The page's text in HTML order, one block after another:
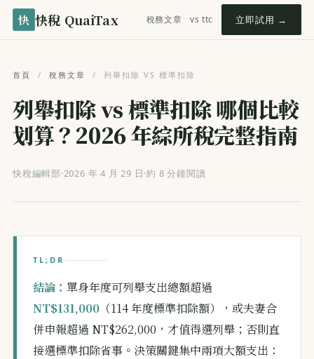
快 快稅 QuaiTax 稅務文章 vs ttc 立即試用 →
首頁 / 稅務文章 / 列舉扣除 VS 標準扣除
列舉扣除 vs 標準扣除 哪個比較
划算？2026 年綜所稅完整指南
快稅編輯部·2026 年 4 月 29 日·約 8 分鐘閱讀
TL;DR
結論： 單身年度可列舉支出總額超過
NT$131,000 （114 年度標準扣除額），或夫妻合
併申報超過 NT$262,000，才值得選列舉；否則直
接選標準扣除省事。決策關鍵集中兩項大額支出：